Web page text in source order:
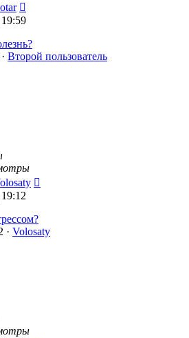
Второй пользователь
· Volosaty